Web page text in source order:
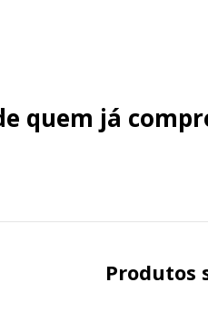
quem já
Produtos